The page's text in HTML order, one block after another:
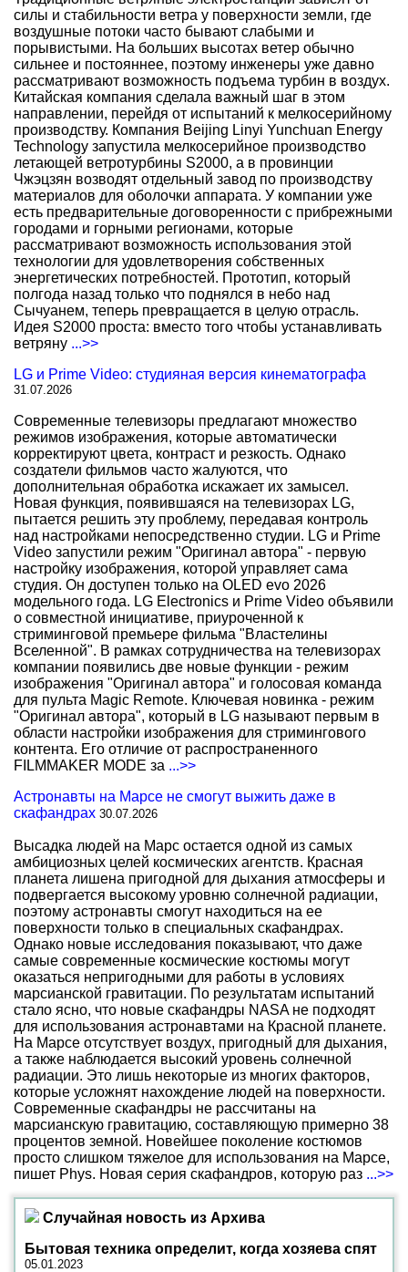
силы и стабильности ветра у поверхности земли, где
воздушные потоки часто бывают слабыми и
порывистыми. На больших высотах ветер обычно
сильнее и постояннее, поэтому инженеры уже давно
рассматривают возможность подъема турбин в воздух.
Китайская компания сделала важный шаг в этом
направлении, перейдя от испытаний к мелкосерийному
производству. Компания Beijing Linyi Yunchuan Energy
Technology запустила мелкосерийное производство
летающей ветротурбины S2000, а в провинции
Чжэцзян возводят отдельный завод по производству
материалов для оболочки аппарата. У компании уже
есть предварительные договоренности с прибрежными
городами и горными регионами, которые
рассматривают возможность использования этой
технологии для удовлетворения собственных
энергетических потребностей. Прототип, который
полгода назад только что поднялся в небо над
Сычуанем, теперь превращается в целую отрасль.
Идея S2000 проста: вместо того чтобы устанавливать
ветряну ...>>
LG и Prime Video: студияная версия кинематографа
31.07.2026
Современные телевизоры предлагают множество
режимов изображения, которые автоматически
корректируют цвета, контраст и резкость. Однако
создатели фильмов часто жалуются, что
дополнительная обработка искажает их замысел.
Новая функция, появившаяся на телевизорах LG,
пытается решить эту проблему, передавая контроль
над настройками непосредственно студии. LG и Prime
Video запустили режим "Оригинал автора" - первую
настройку изображения, которой управляет сама
студия. Он доступен только на OLED evo 2026
модельного года. LG Electronics и Prime Video объявили
о совместной инициативе, приуроченной к
стриминговой премьере фильма "Властелины
Вселенной". В рамках сотрудничества на телевизорах
компании появились две новые функции - режим
изображения "Оригинал автора" и голосовая команда
для пульта Magic Remote. Ключевая новинка - режим
"Оригинал автора", который в LG называют первым в
области настройки изображения для стримингового
контента. Его отличие от распространенного
FILMMAKER MODE за ...>>
Астронавты на Марсе не смогут выжить даже в
скафандрах 30.07.2026
Высадка людей на Марс остается одной из самых
амбициозных целей космических агентств. Красная
планета лишена пригодной для дыхания атмосферы и
подвергается высокому уровню солнечной радиации,
поэтому астронавты смогут находиться на ее
поверхности только в специальных скафандрах.
Однако новые исследования показывают, что даже
самые современные космические костюмы могут
оказаться непригодными для работы в условиях
марсианской гравитации. По результатам испытаний
стало ясно, что новые скафандры NASA не подходят
для использования астронавтами на Красной планете.
На Марсе отсутствует воздух, пригодный для дыхания,
а также наблюдается высокий уровень солнечной
радиации. Это лишь некоторые из многих факторов,
которые усложнят нахождение людей на поверхности.
Современные скафандры не рассчитаны на
марсианскую гравитацию, составляющую примерно 38
процентов земной. Новейшее поколение костюмов
просто слишком тяжелое для использования на Марсе,
пишет Phys. Новая серия скафандров, которую раз ...>>
Случайная новость из Архива
Бытовая техника определит, когда хозяева спят
05.01.2023